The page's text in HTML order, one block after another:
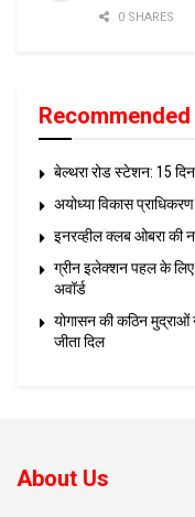
0 SHARES
Recommended
बेल्थरा रोड स्टेशन: 15 दिन
अयोध्या विकास
इनरव्हील क्लब ओबरा की
ग्रीन इलेक्शन पहल के लिए
अवॉर्ड
योगासन की कठिन
जीता दिल
About Us